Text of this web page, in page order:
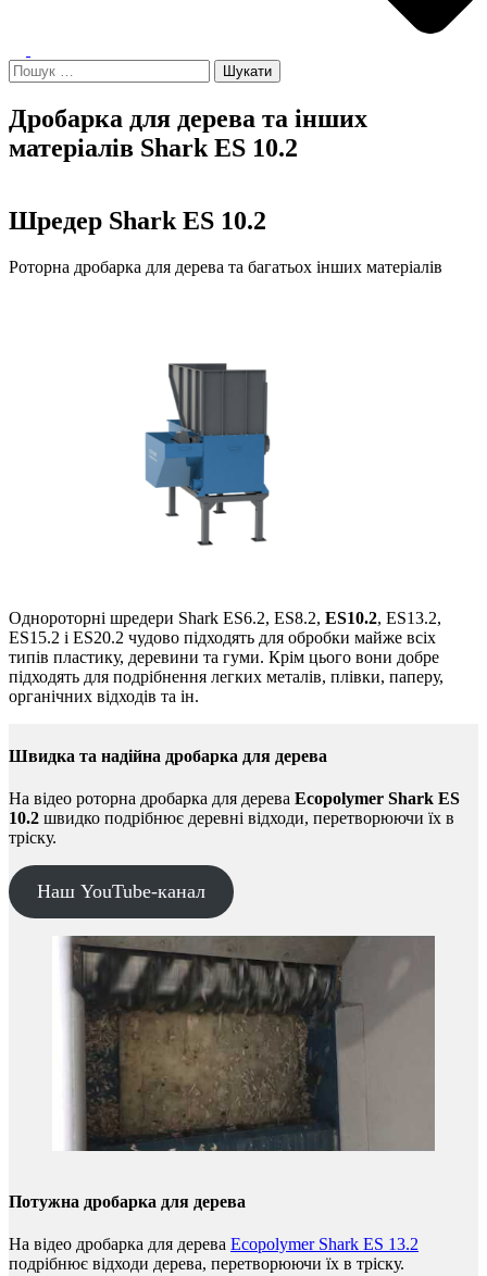
menu
Пошук:
Дробарка для дерева та інших
матеріалів Shark ES 10.2
Шредер Shark ES 10.2
Роторна дробарка для дерева та багатьох інших матеріалів
Однороторні шредери Shark ES6.2, ES8.2, ES10.2, ES13.2,
ES15.2 і ES20.2 чудово підходять для обробки майже всіх
типів пластику, деревини та гуми. Крім цього вони добре
підходять для подрібнення легких металів, плівки, паперу,
органічних відходів та ін.
Швидка та надійна дробарка для дерева
На відео роторна дробарка для дерева Ecopolymer Shark ES
10.2 швидко подрібнює деревні відходи, перетворюючи їх в
тріску.
Наш YouTube-канал
Потужна дробарка для дерева
На відео дробарка для дерева Ecopolymer Shark ES 13.2
подрібнює відходи дерева, перетворюючи їх в тріску.